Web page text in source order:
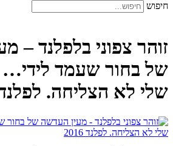
חיפוש
זוהר צפוני בלפלנד –
של בחור שעמד
שלי לא הצליחה. לפלנד